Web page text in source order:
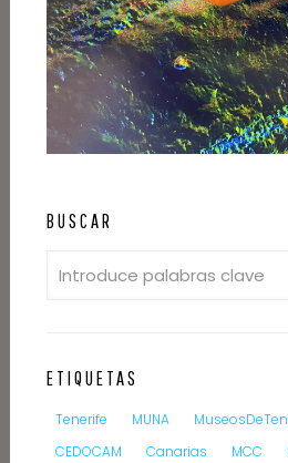
BUSCAR
ETIQUETAS
Tenerife MUNA
CEDOCAM
Canarias MCC